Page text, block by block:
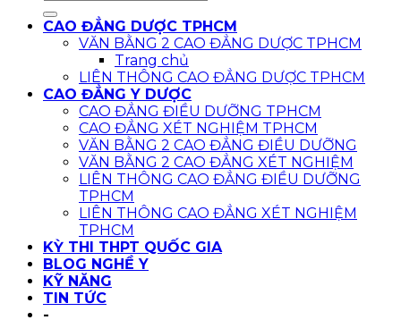
CAO ĐẲNG DƯỢC TPHCM
VĂN BẰNG 2 CAO ĐẲNG DƯỢC TPHCM
Trang chủ
LIÊN THÔNG CAO ĐẲNG DƯỢC TPHCM
CAO ĐẲNG Y DƯỢC
CAO ĐẲNG ĐIỀU DƯỠNG TPHCM
CAO ĐẲNG XÉT NGHIỆM TPHCM
VĂN BẰNG 2 CAO ĐẲNG ĐIỀU DƯỠNG
VĂN BẰNG 2 CAO ĐẲNG XÉT NGHIỆM
LIÊN THÔNG CAO ĐẲNG ĐIỀU DƯỠNG
TPHCM
LIÊN THÔNG CAO ĐẲNG XÉT NGHIỆM
TPHCM
KỲ THI THPT QUỐC GIA
BLOG NGHỀ Y
KỸ NĂNG
TIN TỨC
-